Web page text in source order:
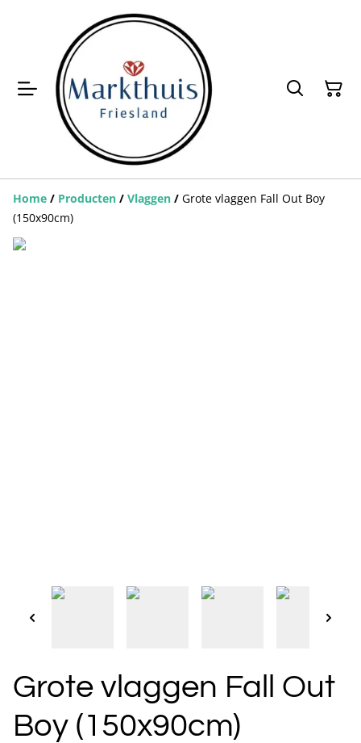
Home / Producten / Vlaggen / Grote vlaggen Fall Out Boy
(150x90cm)
Grote vlaggen Fall Out
Boy (150x90cm)